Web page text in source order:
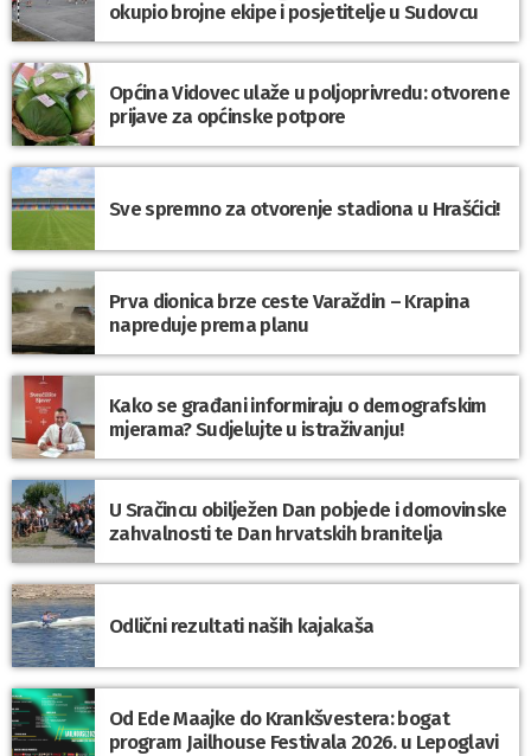
okupio brojne ekipe i posjetitelje u Sudovcu
Općina Vidovec ulaže u poljoprivredu: otvorene
prijave za općinske potpore
Sve spremno za otvorenje stadiona u Hrašćici!
Prva dionica brze ceste Varaždin – Krapina
napreduje prema planu
Kako se građani informiraju o demografskim
mjerama? Sudjelujte u istraživanju!
U Sračincu obilježen Dan pobjede i domovinske
zahvalnosti te Dan hrvatskih branitelja
Odlični rezultati naših kajakaša
Od Ede Maajke do Krankšvestera: bogat
program Jailhouse Festivala 2026. u Lepoglavi